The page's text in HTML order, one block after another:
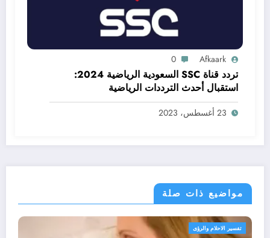
Afkaark
0
تردد قناة SSC السعودية الرياضية 2024:
استقبال أحدث الترددات الرياضية
23 أغسطس، 2023
مواضيع ذات صلة